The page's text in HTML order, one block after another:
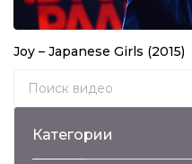
Joy – Japanese Girls (2015)
Search for:
Категории